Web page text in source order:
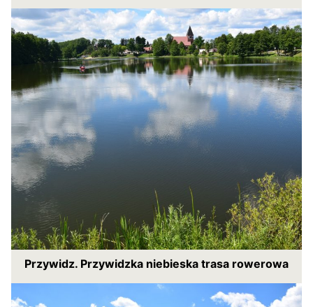
Przywidz. Przywidzka niebieska trasa rowerowa